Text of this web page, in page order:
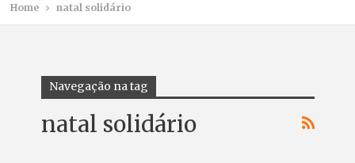
Home natal solidário
Navegação na tag
natal solidário